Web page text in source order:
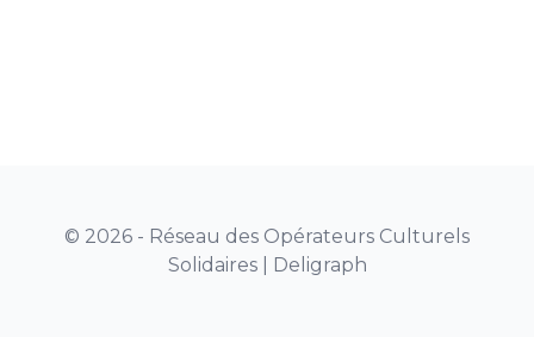
© 2026 - Réseau des Opérateurs Culturels
Solidaires | Deligraph